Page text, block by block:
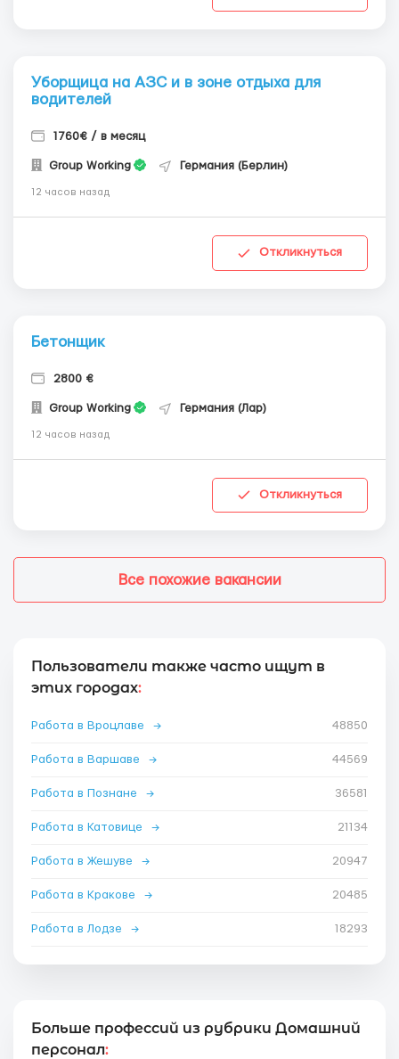
Уборщица на АЗС и в зоне отдыха для
водителей
1760€ / в месяц
Group Working Германия (Берлин)
12 часов назад
Откликнуться
Бетонщик
2800 €
Group Working Германия (Лар)
12 часов назад
Откликнуться
Все похожие вакансии
Пользователи также часто ищут в
этих городах:
Работа в Вроцлаве → 48850
Работа в Варшаве → 44569
Работа в Познане → 36581
Работа в Катовице → 21134
Работа в Жешуве → 20947
Работа в Кракове → 20485
Работа в Лодзе → 18293
Больше профессий из рубрики Домашний
персонал: